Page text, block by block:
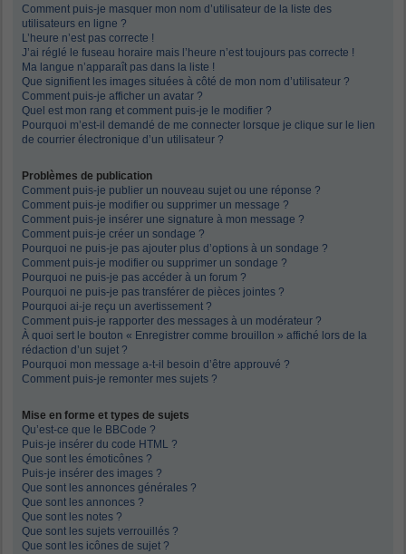
Comment puis-je masquer mon nom d’utilisateur de la liste des
utilisateurs en ligne ?
L’heure n’est pas correcte !
J’ai réglé le fuseau horaire mais l’heure n’est toujours pas correcte !
Ma langue n’apparaît pas dans la liste !
Que signifient les images situées à côté de mon nom d’utilisateur ?
Comment puis-je afficher un avatar ?
Quel est mon rang et comment puis-je le modifier ?
Pourquoi m’est-il demandé de me connecter lorsque je clique sur le lien
de courrier électronique d’un utilisateur ?
Problèmes de publication
Comment puis-je publier un nouveau sujet ou une réponse ?
Comment puis-je modifier ou supprimer un message ?
Comment puis-je insérer une signature à mon message ?
Comment puis-je créer un sondage ?
Pourquoi ne puis-je pas ajouter plus d’options à un sondage ?
Comment puis-je modifier ou supprimer un sondage ?
Pourquoi ne puis-je pas accéder à un forum ?
Pourquoi ne puis-je pas transférer de pièces jointes ?
Pourquoi ai-je reçu un avertissement ?
Comment puis-je rapporter des messages à un modérateur ?
À quoi sert le bouton « Enregistrer comme brouillon » affiché lors de la
rédaction d’un sujet ?
Pourquoi mon message a-t-il besoin d’être approuvé ?
Comment puis-je remonter mes sujets ?
Mise en forme et types de sujets
Qu’est-ce que le BBCode ?
Puis-je insérer du code HTML ?
Que sont les émoticônes ?
Puis-je insérer des images ?
Que sont les annonces générales ?
Que sont les annonces ?
Que sont les notes ?
Que sont les sujets verrouillés ?
Que sont les icônes de sujet ?